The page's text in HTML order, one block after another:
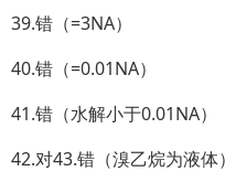
39.错（=3NA）
40.错（=0.01NA）
41.错（水解小于0.01NA）
42.对43.错（溴乙烷为液体）